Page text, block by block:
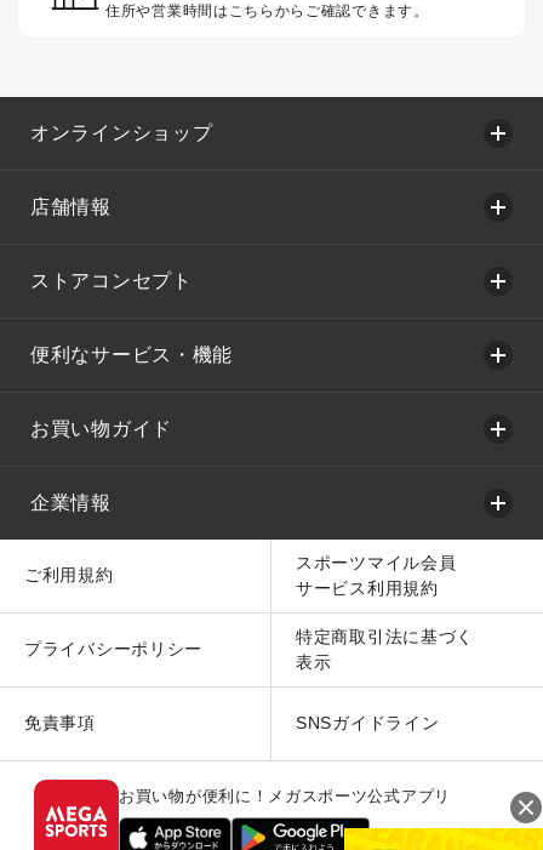
住所や営業時間はこちらからご確認できます。
オンラインショップ
店舗情報
ストアコンセプト
便利なサービス・機能
お買い物ガイド
企業情報
ご利用規約
スポーツマイル会員
サービス利用規約
プライバシーポリシー
特定商取引法に基づく
表示
免責事項 SNSガイドライン
お買い物が便利に！メガスポーツ公式アプリ